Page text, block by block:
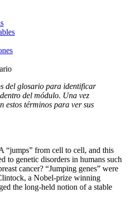
del glosario para identificar
del módulo. Una vez
estos términos para ver sus
“jumps” from cell to cell, and this
to genetic disorders in humans such
cancer? “Jumping genes” were
a Nobel-prize winning
the long-held notion of a stable